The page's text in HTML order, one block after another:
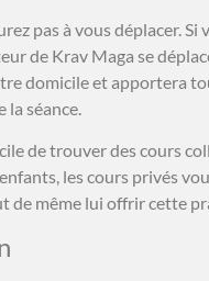
pas à vous déplacer. Si
de Krav Maga se
domicile et apportera
la séance.
de trouver des cours
les cours privés
de même lui offrir cette